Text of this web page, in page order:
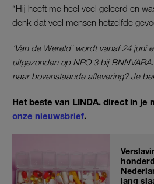
“Hij heeft me heel veel geleerd en
denk dat veel mensen hetzelfde
‘Van de Wereld’ wordt vanaf 24 juni
uitgezonden op NPO 3 bij
naar bovenstaande aflevering? Je
Het beste van LINDA. direct in je
onze nieuwsbrief.
lang